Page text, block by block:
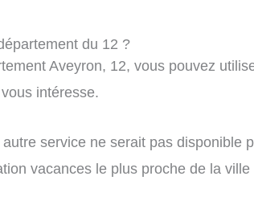
du 12 ?
Aveyron, 12, vous pouvez
intéresse.
service ne serait pas
vacances le plus proche de la ville